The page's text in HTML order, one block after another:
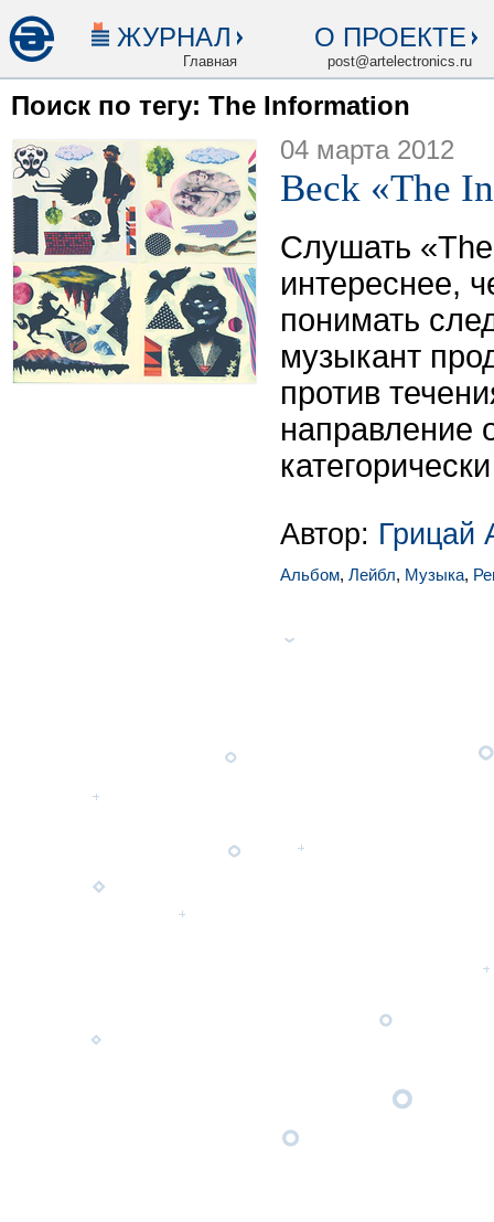
ЖУРНАЛ
Главная
О ПРОЕКТЕ
post@artelectronics.ru
Поиск по тегу: The Information
04 марта 2012
Beck «The
Слушать
интереснее,
понимать
музыкант
против
направление
Автор: Грицай
Альбом, Лейбл, Музыка,